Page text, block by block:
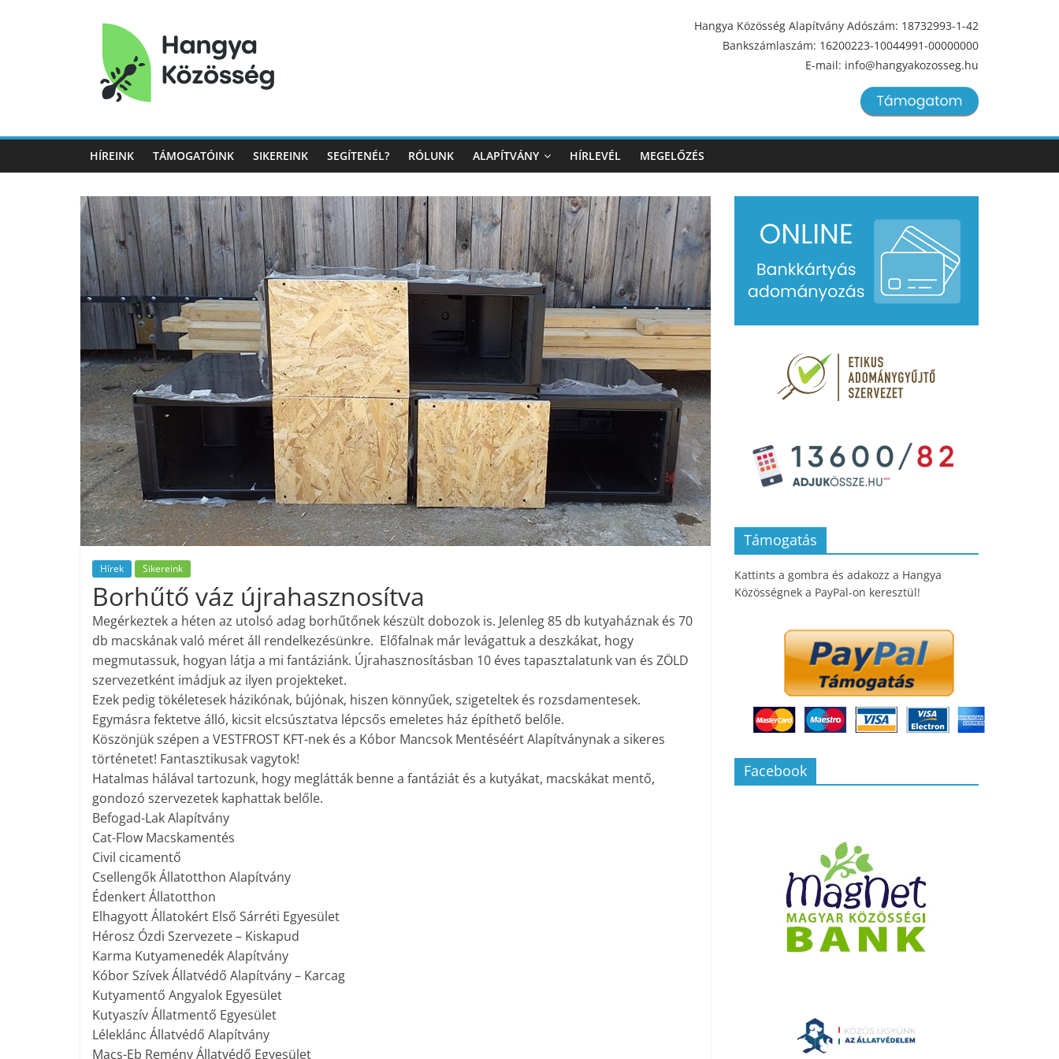
Hangya
Közösség
Hangya
Közösség
Hangya Közösség Alapítvány Adószám: 18732993-1-42
Bankszámlaszám: 16200223-10044991-00000000
E-mail: info@hangyakozosseg.hu
HÍREINK TÁMOGATÓINK SIKEREINK SEGÍTENÉL? RÓLUNK ALAPÍTVÁNY HÍRLEVÉL MEGELŐZÉS
Hírek Sikereink
Borhűtő váz újrahasznosítva
Megérkeztek a héten az utolsó adag borhűtőnek készült dobozok is. Jelenleg 85 db kutyaháznak és 70
db macskának való méret áll rendelkezésünkre. Előfalnak már levágattuk a deszkákat, hogy
megmutassuk, hogyan látja a mi fantáziánk. Újrahasznosításban 10 éves tapasztalatunk van és ZÖLD
szervezetként imádjuk az ilyen projekteket.
Ezek pedig tökéletesek házikónak, bújónak, hiszen könnyűek, szigeteltek és rozsdamentesek.
Egymásra fektetve álló, kicsit elcsúsztatva lépcsős emeletes ház építhető belőle.
Köszönjük szépen a VESTFROST KFT-nek és a Kóbor Mancsok Mentéséért Alapítványnak a sikeres
történetet! Fantasztikusak vagytok!
Hatalmas hálával tartozunk, hogy meglátták benne a fantáziát és a kutyákat, macskákat mentő,
gondozó szervezetek kaphattak belőle.
Befogad-Lak Alapítvány
Cat-Flow Macskamentés
Civil cicamentő
Csellengők Állatotthon Alapítvány
Édenkert Állatotthon
Elhagyott Állatokért Első Sárréti Egyesület
Hérosz Ózdi Szervezete – Kiskapud
Karma Kutyamenedék Alapítvány
Kóbor Szívek Állatvédő Alapítvány – Karcag
Kutyamentő Angyalok Egyesület
Kutyaszív Állatmentő Egyesület
Léleklánc Állatvédő Alapítvány
Macs-Eb Remény Állatvédő Egyesület
Támogatás
Kattints a gombra és adakozz a Hangya
Közösségnek a PayPal-on keresztül!
Facebook